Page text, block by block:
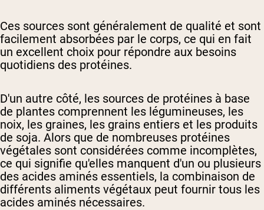
Ces sources sont généralement de qualité et sont
facilement absorbées par le corps, ce qui en fait
un excellent choix pour répondre aux besoins
quotidiens des protéines.
D'un autre côté, les sources de protéines à base
de plantes comprennent les légumineuses, les
noix, les graines, les grains entiers et les produits
de soja. Alors que de nombreuses protéines
végétales sont considérées comme incomplètes,
ce qui signifie qu'elles manquent d'un ou plusieurs
des acides aminés essentiels, la combinaison de
différents aliments végétaux peut fournir tous les
acides aminés nécessaires.